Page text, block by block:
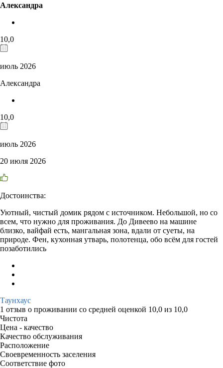
Александра
10,0
июль 2026
Александра
10,0
июль 2026
20 июля 2026
Достоинства:
Уютный, чистый домик рядом с источником. Небольшой, но со
всем, что нужно для проживания. До Дивеево на машине
близко, вайфай есть, мангальная зона, вдали от суеты, на
природе. Фен, кухонная утварь, полотенца, обо всём для гостей
позаботились
Таунхаус
1 отзыв о проживании со средней оценкой 10,0 из 10,0
Чистота
Цена - качество
Качество обслуживания
Расположение
Своевременность заселения
Соответствие фото